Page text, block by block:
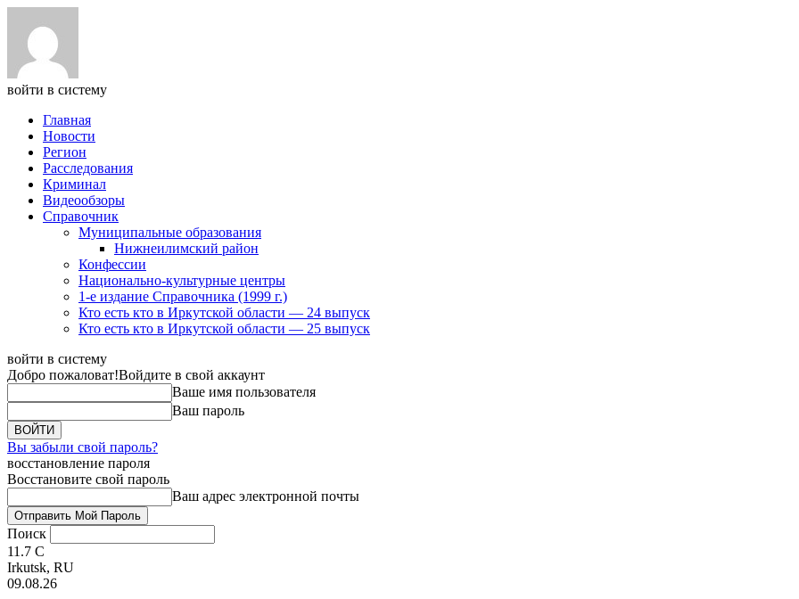
войти в систему
Главная
Новости
Регион
Расследования
Криминал
Видеообзоры
Справочник
Муниципальные образования
Нижнеилимский район
Конфессии
Национально-культурные центры
1-е издание Справочника (1999 г.)
Кто есть кто в Иркутской области — 24 выпуск
Кто есть кто в Иркутской области — 25 выпуск
войти в систему
Добро пожаловат!Войдите в свой аккаунт
Ваше имя пользователя
Ваш пароль
Вы забыли свой пароль?
восстановление пароля
Восстановите свой пароль
Ваш адрес электронной почты
Поиск
11.7 C
Irkutsk, RU
09.08.26